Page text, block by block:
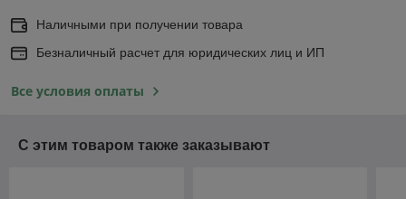
Наличными при получении товара
Безналичный расчет для юридических лиц и ИП
Все условия оплаты
С этим товаром также заказывают